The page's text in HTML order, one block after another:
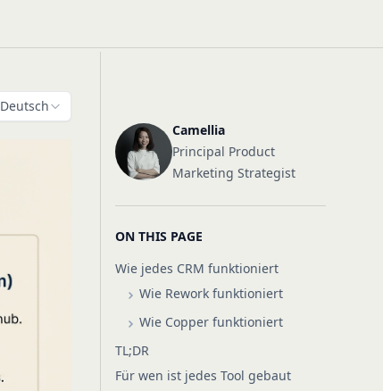
Deutsch
Camellia
Principal Product
Marketing Strategist
ON THIS PAGE
Wie jedes CRM funktioniert
Wie Rework funktioniert
Wie Copper funktioniert
TL;DR
Für wen ist jedes Tool gebaut